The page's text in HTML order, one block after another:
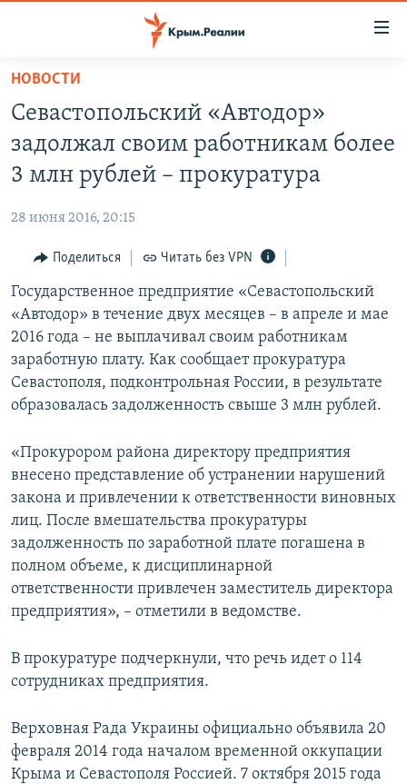
Вернуться
основному
содержанию
Вернутся
главной
Вернутся
поиску
11 ЛЕТ ОККУПАЦИИ КРЫМА. 11 ИСТОРИЙ СОПРОТИВЛЕНИЯ
ВОДА
ЕЩЕ
ИНТЕРАКТИВ
ИНФОГРАФИКА
ТЕЛЕПРОЕКТ КРЫМ.РЕАЛИИ
СОВЕТЫ ПРАВОЗАЩИТНИКОВ
ПРОПАВШИЕ БЕЗ ВЕСТИ
КРЫМ.НЕПОКОРЕННЫЙ
УКРАИНСКАЯ ПРОБЛЕМА КРЫМА
РАДІО СВОБОДА
КАК ОБОЙТИ БЛОКИРОВКУ
Українською
Qırımtatar
Все сайты RFE/RL
НОВОСТИ
Севастопольский «Автодор»
задолжал своим работникам более
3 млн рублей – прокуратура
28 июня 2016, 20:15
Поделиться Читать без VPN
Государственное предприятие «Севастопольский
«Автодор» в течение двух месяцев – в апреле и мае
2016 года – не выплачивал своим работникам
заработную плату. Как сообщает прокуратура
Севастополя, подконтрольная России, в результате
образовалась задолженность свыше 3 млн рублей.
«Прокурором района директору предприятия
внесено представление об устранении нарушений
закона и привлечении к ответственности виновных
лиц. После вмешательства прокуратуры
задолженность по заработной плате погашена в
полном объеме, к дисциплинарной
ответственности привлечен заместитель директора
предприятия», – отметили в ведомстве.
В прокуратуре подчеркнули, что речь идет о 114
сотрудниках предприятия.
Верховная Рада Украины официально объявила 20
февраля 2014 года началом временной оккупации
Крыма и Севастополя Россией. 7 октября 2015 года